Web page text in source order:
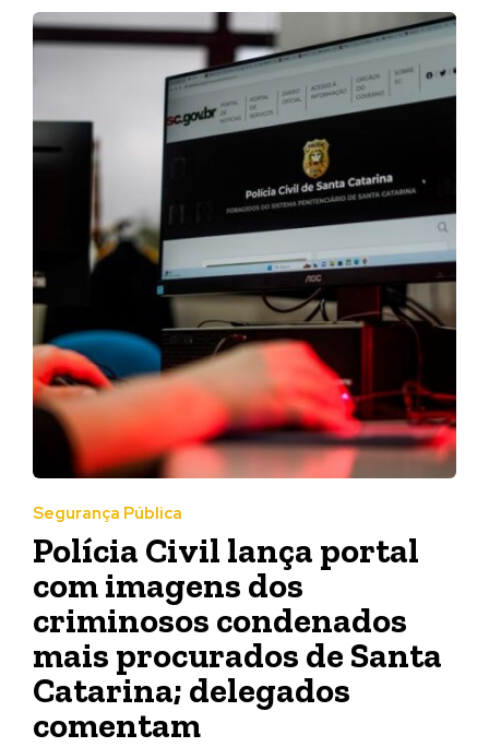
Segurança Pública
Polícia Civil lança portal
com imagens dos
criminosos condenados
mais procurados de Santa
Catarina; delegados
comentam